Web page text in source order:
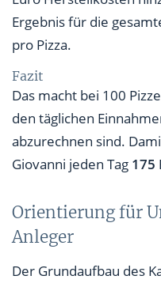
Ergebnis für die
pro Pizza.
Fazit
Das macht bei 100
den täglichen
abzurechnen sind.
Giovanni jeden Tag 175
Orientierung für
Anleger
Der Grundaufbau des